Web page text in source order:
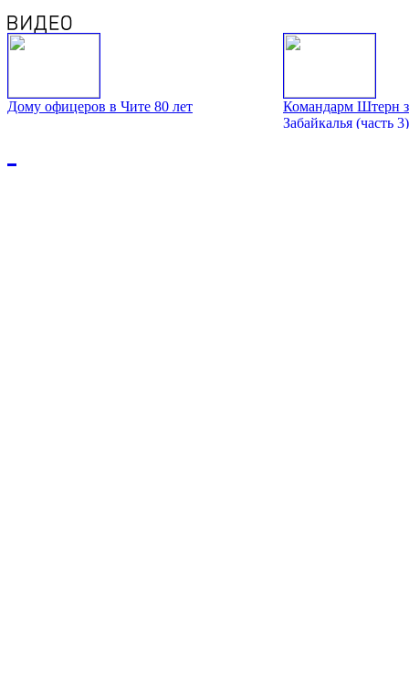
Дому офицеров в Чите 80 лет
Командарм Штерн
Забайкалья (часть 3)